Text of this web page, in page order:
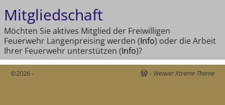
Mitgliedschaft
Möchten Sie aktives Mitglied der Freiwilligen
Feuerwehr Langenpreising werden (Info) oder die Arbeit
Ihrer Feuerwehr unterstützen (Info)?
©2026 - - Weaver Xtreme Theme